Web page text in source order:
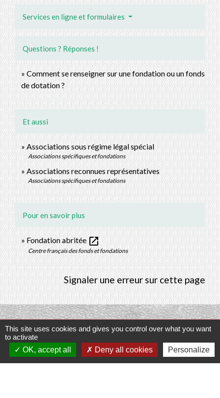
Services en ligne et formulaires
Questions ? Réponses !
Comment se renseigner sur une fondation ou un fonds
de dotation ?
Et aussi
Associations sous régime légal spécial
Associations spécifiques et fondations
Associations reconnues représentatives
Associations spécifiques et fondations
Pour en savoir plus
Fondation abritéeopen_in_new
Centre français des fonds et fondations
Signaler une erreur sur cette page
Contacts
Commune de Prunay-Cassereau
This site uses cookies and gives you control over what you want
to activate
OK, accept all
Deny all cookies Personalize